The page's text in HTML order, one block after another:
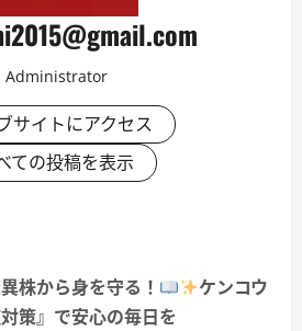
Administrator
サイトにアクセス
ての投稿を表示
株から身を守る！
ケンコウ
策』で安心の毎日を